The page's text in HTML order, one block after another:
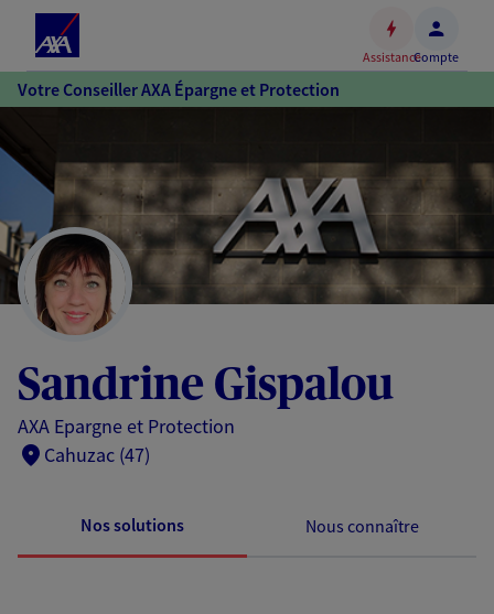
Accéder
au
Accéder
au
pied
de
page
AssistanceCompte
Votre Conseiller AXA Épargne et Protection
Sandrine Gispalou
AXA Epargne et Protection
Cahuzac (47)
Nos solutions Nous connaître